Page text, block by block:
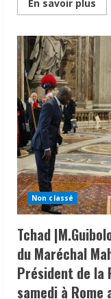
En savoir plus
|
à
le
du
a
la
de
de
la
Non classé
Tchad
du Maréchal
Président de la
samedi à